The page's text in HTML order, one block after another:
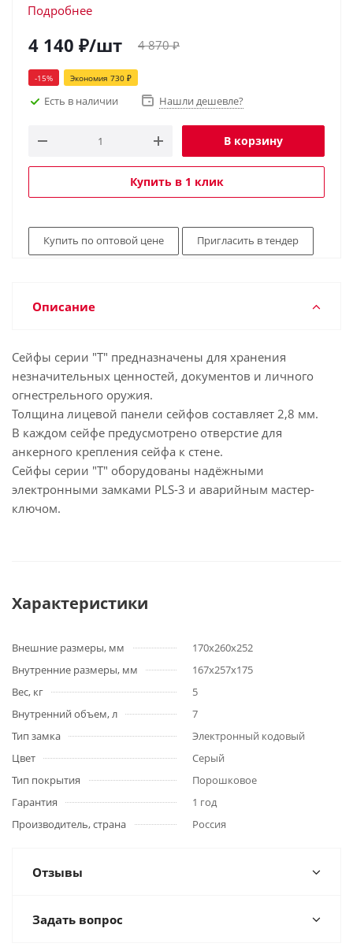
Подробнее
4 140 ₽/шт 4 870₽
-15% Экономия 730 ₽
Есть в наличии Нашли дешевле?
В корзину
Купить в 1 клик
Купить по оптовой цене Пригласить в тендер
Описание
Cейфы серии "Т" предназначены для хранения
незначительных ценностей, документов и личного
огнестрельного оружия.
Толщина лицевой панели сейфов составляет 2,8 мм.
В каждом сейфе предусмотрено отверстие для
анкерного крепления сейфа к стене.
Сейфы серии "Т" оборудованы надёжными
электронными замками PLS-3 и аварийным мастер-
ключом.
Характеристики
Внешние размеры, мм
170х260х252
Внутренние размеры, мм
167х257х175
Вес, кг
5
Внутренний объем, л
7
Тип замка
Электронный кодовый
Цвет
Серый
Тип покрытия
Порошковое
Гарантия
1 год
Производитель, страна
Россия
Отзывы
Задать вопрос